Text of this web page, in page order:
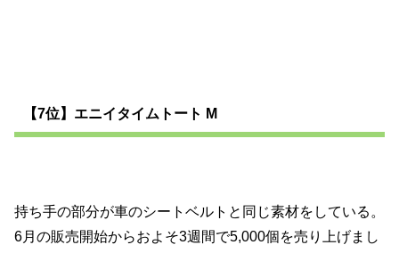
【7位】エニイタイムトート M
持ち手の部分が車のシートベルトと同じ素材をしている。
6月の販売開始からおよそ3週間で5,000個を売り上げまし